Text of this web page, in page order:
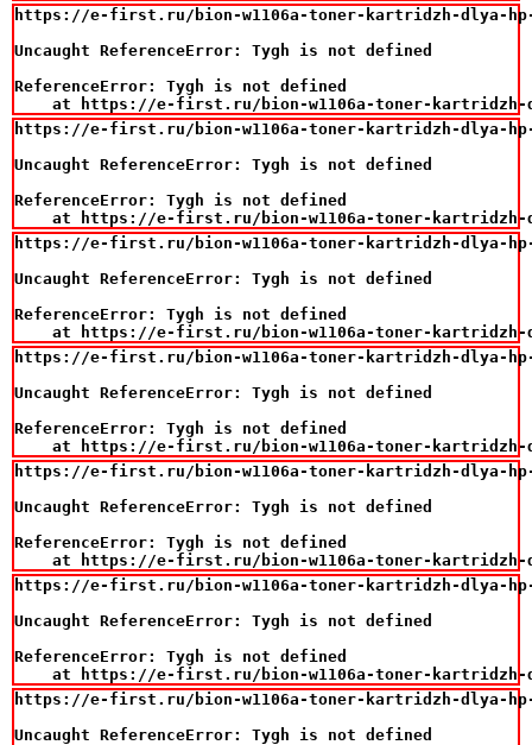
https://e-first.ru/bion-w1106a-toner-kartridzh-dlya-hp-
Uncaught ReferenceError: Tygh is not defined
ReferenceError: Tygh is not defined
at https://e-first.ru/bion-w1106a-toner-
https://e-first.ru/bion-w1106a-toner-kartridzh-dlya-hp-
Uncaught ReferenceError: Tygh is not defined
ReferenceError: Tygh is not defined
at https://e-first.ru/bion-w1106a-toner-
https://e-first.ru/bion-w1106a-toner-kartridzh-dlya-hp-
Uncaught ReferenceError: Tygh is not defined
ReferenceError: Tygh is not defined
at https://e-first.ru/bion-w1106a-toner-
https://e-first.ru/bion-w1106a-toner-kartridzh-dlya-hp-
Uncaught ReferenceError: Tygh is not defined
ReferenceError: Tygh is not defined
at https://e-first.ru/bion-w1106a-toner-
https://e-first.ru/bion-w1106a-toner-kartridzh-dlya-hp-
Uncaught ReferenceError: Tygh is not defined
ReferenceError: Tygh is not defined
at https://e-first.ru/bion-w1106a-toner-
https://e-first.ru/bion-w1106a-toner-kartridzh-dlya-hp-
Uncaught ReferenceError: Tygh is not defined
ReferenceError: Tygh is not defined
at https://e-first.ru/bion-w1106a-toner-
https://e-first.ru/bion-w1106a-toner-kartridzh-dlya-hp-
Uncaught ReferenceError: Tygh is not defined